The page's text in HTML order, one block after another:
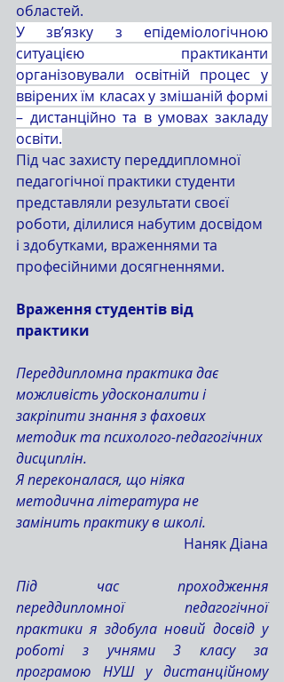
областей.
У зв’язку з епідеміологічною
ситуацією практиканти
організовували освітній процес у
ввірених їм класах у змішаній формі
– дистанційно та в умовах закладу
освіти.
Під час захисту переддипломної
педагогічної практики студенти
представляли результати своєї
роботи, ділилися набутим досвідом
і здобутками, враженнями та
професійними досягненнями.
Враження студентів від
практики
Переддипломна практика дає
можливість удосконалити і
закріпити знання з фахових
методик та психолого-педагогічних
дисциплін.
Я переконалася, що ніяка
методична література не
замінить практику в школі.
Наняк Діана
Під час проходження
переддипломної педагогічної
практики я здобула новий досвід у
роботі з учнями 3 класу за
програмою НУШ у дистанційному